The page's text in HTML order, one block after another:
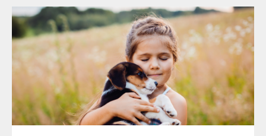
Bizonyára Te is szeretnél megadni a kutyusodnak mindent,
amire szüksége lehet. Mi pedig igyekszünk folyamatosan a
kutyák igényeihez igazítani kínálatunkat, hogy jó
körülményeket teremtsünk számára a kis otthonában.
Emiatt mostantól 2 új, választható extra is elérhető a
kínálatunkban: a fedett pihenő...
ELOLVASOM